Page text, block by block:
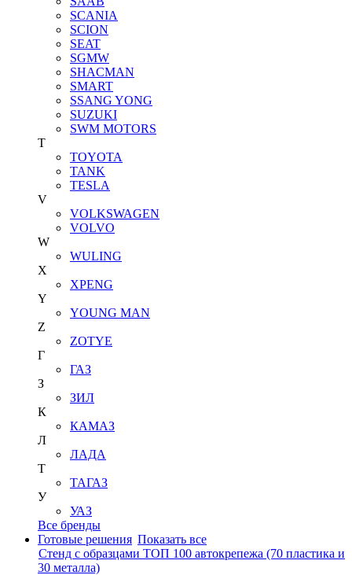
SCANIA
SCION
SEAT
SGMW
SHACMAN
SMART
SSANG YONG
SUZUKI
SWM MOTORS
T
TOYOTA
TANK
TESLA
V
VOLKSWAGEN
VOLVO
W
WULING
X
XPENG
Y
YOUNG MAN
Z
ZOTYE
Г
ГАЗ
З
ЗИЛ
К
КАМАЗ
Л
ЛАДА
Т
ТАГАЗ
У
УАЗ
Все бренды
Готовые решения Показать все
Стенд с образцами ТОП 100 автокрепежа (70 пластика и
30 металла)